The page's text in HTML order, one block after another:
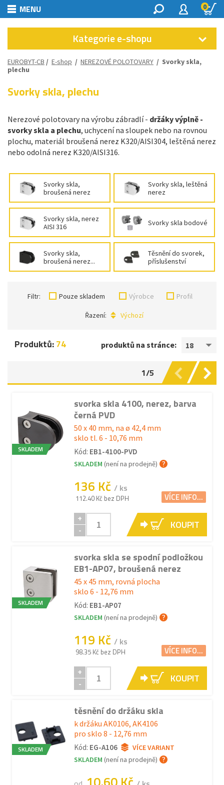
MENU 0
Kategorie e-shopu
EUROBYT-CB / E-shop / NEREZOVÉ POLOTOVARY / Svorky skla,
plechu
Svorky skla, plechu
Nerezové polotovary na výrobu zábradlí - držákyvýplně -
svorky skla a plechu, uchycení na sloupek nebo na rovnou
plochu, materiál broušená nerez K320/AISI304, leštěná nerez
nebo odolná nerez K320/AISI316.
Svorky skla,
broušená nerez
Svorky skla, leštěná
nerez
Svorky skla, nerez
AISI 316
Svorky skla bodové
Svorky skla,
broušená nerez...
Těsnění do svorek,
příslušenství
Filtr: Pouze skladem Výrobce Profil
Řazení: Výchozí
produktů na stránce: 18
Produktů:74
1/5
SKLADEM
svorka skla 4100, nerez, barva
černá PVD
50 x 40 mm, na ø 42,4 mm
sklo tl. 6 - 10,76 mm
Kód: EB1-4100-PVD
SKLADEM (není na prodejně)
136 Kč / ks
112.40 Kč bez DPH VÍCE INFO...
+
-
KOUPIT
SKLADEM
svorka skla se spodní podložkou
EB1-AP07, broušená nerez
45 x 45 mm, rovná plocha
sklo 6 - 12,76 mm
Kód: EB1-AP07
SKLADEM (není na prodejně)
119 Kč / ks
98.35 Kč bez DPH VÍCE INFO...
+
-
KOUPIT
SKLADEM
těsnění do držáku skla
k držáku AK0106, AK4106
pro sklo 8 - 12,76 mm
Kód: EG-A106
VÍCE VARIANT
SKLADEM (není na prodejně)